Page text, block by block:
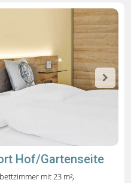
Hof/Gartenseite
mit 23 m²,